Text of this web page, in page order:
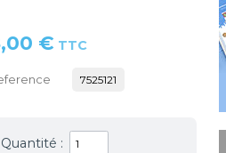
€ TTC
7525121
Quantité :